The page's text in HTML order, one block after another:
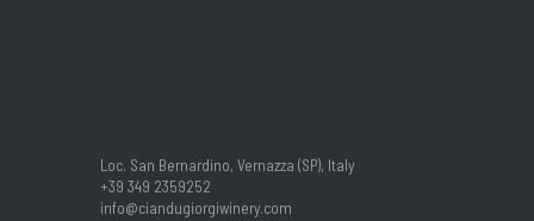
Loc. San Bernardino, Vernazza (SP), Italy
+39 349 2359252
info@ciandugiorgiwinery.com